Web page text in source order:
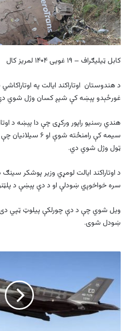
کابل ټیلیګراف – ۱۹ غویی ۱۴۰۴ لمریز کال
د هندوستان اوتاراکند ایالت په
غورځېدو پېښه کې شپږ کسان وژل شوي
هندي رسنیو راپور ورکړی چې دا پېښه د
سیمه کې رامنځته
ټول وژل شوي دي.
د اوتاراکند ایالت لومړي وزیر پوشکر سینګ
سره خواخوږي ښودلې او د دې پېښې د
ویل شوي چې د دې چورلکې پیلوټ ټپي
ښودل شوی.
میاشت
ترموهسته